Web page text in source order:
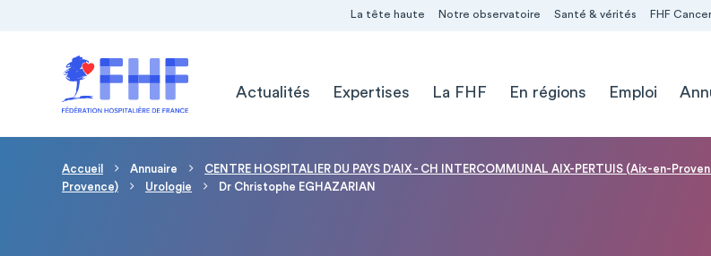
La tête haute Notre observatoire Santé & vérités FHF Cancer
Actualités
Expertises La FHF En régions Emploi
Fil d'Ariane
Accueil Annuaire CENTRE HOSPITALIER DU PAYS D'AIX - CH INTERCOMMUNAL AIX-PERTUIS (Aix-en-
Provence)
Urologie Dr Christophe EGHAZARIAN